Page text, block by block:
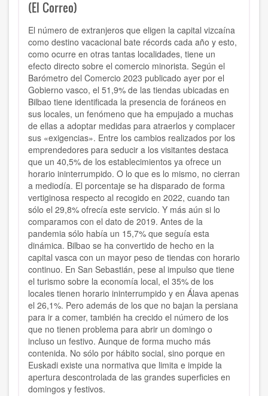
(El Correo)
El número de extranjeros que eligen la capital vizcaína
como destino vacacional bate récords cada año y esto,
como ocurre en otras tantas localidades, tiene un
efecto directo sobre el comercio minorista. Según el
Barómetro del Comercio 2023 publicado ayer por el
Gobierno vasco, el 51,9% de las tiendas ubicadas en
Bilbao tiene identificada la presencia de foráneos en
sus locales, un fenómeno que ha empujado a muchas
de ellas a adoptar medidas para atraerlos y complacer
sus «exigencias». Entre los cambios realizados por los
emprendedores para seducir a los visitantes destaca
que un 40,5% de los establecimientos ya ofrece un
horario ininterrumpido. O lo que es lo mismo, no cierran
a mediodía. El porcentaje se ha disparado de forma
vertiginosa respecto al recogido en 2022, cuando tan
sólo el 29,8% ofrecía este servicio. Y más aún si lo
comparamos con el dato de 2019. Antes de la
pandemia sólo había un 15,7% que seguía esta
dinámica. Bilbao se ha convertido de hecho en la
capital vasca con un mayor peso de tiendas con horario
continuo. En San Sebastián, pese al impulso que tiene
el turismo sobre la economía local, el 35% de los
locales tienen horario ininterrumpido y en Álava apenas
el 26,1%. Pero además de los que no bajan la persiana
para ir a comer, también ha crecido el número de los
que no tienen problema para abrir un domingo o
incluso un festivo. Aunque de forma mucho más
contenida. No sólo por hábito social, sino porque en
Euskadi existe una normativa que limita e impide la
apertura descontrolada de las grandes superficies en
domingos y festivos.